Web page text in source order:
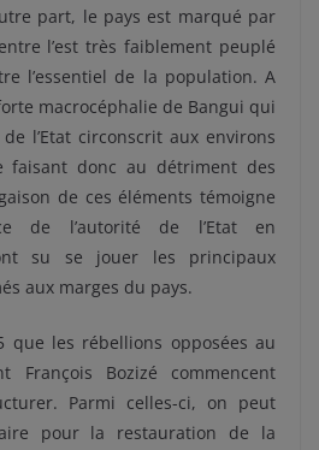
part, le pays est marqué par
l’est très faiblement peuplé
l’essentiel de la population. A
macrocéphalie de Bangui qui
l’Etat circonscrit aux environs
donc au détriment des
de ces éléments témoigne
de l’autorité de l’Etat en
su se jouer les principaux
aux marges du pays.
que les rébellions opposées au
François Bozizé commencent
Parmi celles-ci, on peut
pour la restauration de la